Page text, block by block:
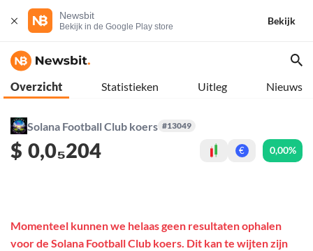
Newsbit
Bekijk in de Google Play store
Bekijk
Overzicht Statistieken Uitleg Nieuws
Solana Football Club koers #13049
$ 0,0₅204 € 0,00%
Momenteel kunnen we helaas geen resultaten ophalen
voor de Solana Football Club koers. Dit kan te wijten zijn